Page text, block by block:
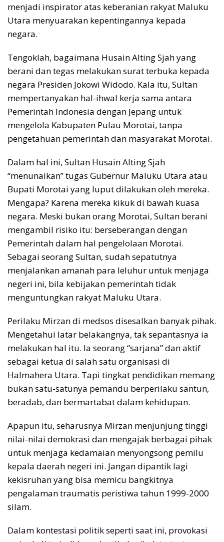
menjadi inspirator atas keberanian rakyat Maluku
Utara menyuarakan kepentingannya kepada
negara.
Tengoklah, bagaimana Husain Alting Sjah yang
berani dan tegas melakukan surat terbuka kepada
negara Presiden Jokowi Widodo. Kala itu, Sultan
mempertanyakan hal-ihwal kerja sama antara
Pemerintah Indonesia dengan Jepang untuk
mengelola Kabupaten Pulau Morotai, tanpa
pengetahuan pemerintah dan masyarakat Morotai.
Dalam hal ini, Sultan Husain Alting Sjah
“menunaikan” tugas Gubernur Maluku Utara atau
Bupati Morotai yang luput dilakukan oleh mereka.
Mengapa? Karena mereka kikuk di bawah kuasa
negara. Meski bukan orang Morotai, Sultan berani
mengambil risiko itu: berseberangan dengan
Pemerintah dalam hal pengelolaan Morotai.
Sebagai seorang Sultan, sudah sepatutnya
menjalankan amanah para leluhur untuk menjaga
negeri ini, bila kebijakan pemerintah tidak
menguntungkan rakyat Maluku Utara.
Perilaku Mirzan di medsos disesalkan banyak pihak.
Mengetahui latar belakangnya, tak sepantasnya ia
melakukan hal itu. Ia seorang “sarjana” dan aktif
sebagai ketua di salah satu organisasi di
Halmahera Utara. Tapi tingkat pendidikan memang
bukan satu-satunya pemandu berperilaku santun,
beradab, dan bermartabat dalam kehidupan.
Apapun itu, seharusnya Mirzan menjunjung tinggi
nilai-nilai demokrasi dan mengajak berbagai pihak
untuk menjaga kedamaian menyongsong pemilu
kepala daerah negeri ini. Jangan dipantik lagi
kekisruhan yang bisa memicu bangkitnya
pengalaman traumatis peristiwa tahun 1999-2000
silam.
Dalam kontestasi politik seperti saat ini, provokasi